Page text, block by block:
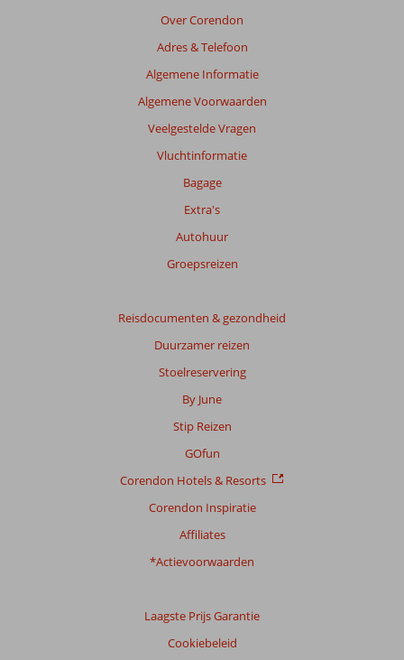
Over Corendon
Adres & Telefoon
Algemene Informatie
Algemene Voorwaarden
Veelgestelde Vragen
Vluchtinformatie
Bagage
Extra's
Autohuur
Groepsreizen
Reisdocumenten & gezondheid
Duurzamer reizen
Stoelreservering
By June
Stip Reizen
GOfun
Corendon Hotels & Resorts
Corendon Inspiratie
Affiliates
*Actievoorwaarden
Laagste Prijs Garantie
Cookiebeleid